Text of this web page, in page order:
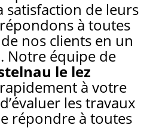
satisfaction de leurs
à toutes
nos clients en un
Notre équipe de
le lez
à votre
les travaux
répondre à toutes